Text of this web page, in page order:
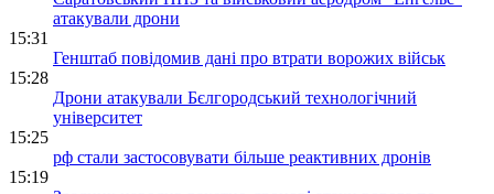
атакували дрони
15:31
Генштаб повідомив дані про втрати ворожих військ
15:28
Дрони атакували Бєлгородський технологічний
університет
15:25
рф стали застосовувати більше реактивних дронів
15:19